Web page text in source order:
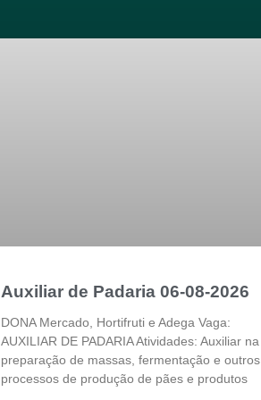
Auxiliar de Padaria 06-08-2026
DONA Mercado, Hortifruti e Adega Vaga:
AUXILIAR DE PADARIA Atividades: Auxiliar na
preparação de massas, fermentação e outros
processos de produção de pães e produtos